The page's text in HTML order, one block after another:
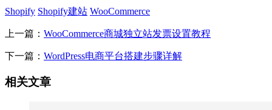
Shopify Shopify建站 WooCommerce
上一篇： WooCommerce商城独立站发票设置教程
下一篇： WordPress电商平台搭建步骤详解
相关文章